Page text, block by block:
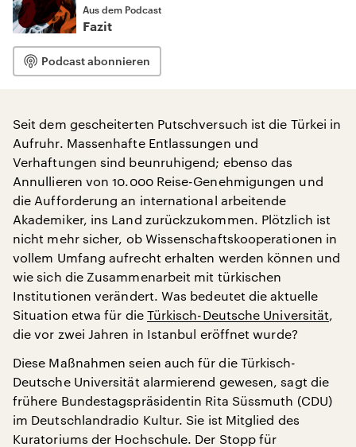
Aus dem Podcast
Fazit
Podcast abonnieren
Seit dem gescheiterten Putschversuch ist die Türkei in
Aufruhr. Massenhafte Entlassungen und
Verhaftungen sind beunruhigend; ebenso das
Annullieren von 10.000 Reise-Genehmigungen und
die Aufforderung an international arbeitende
Akademiker, ins Land zurückzukommen. Plötzlich ist
nicht mehr sicher, ob Wissenschaftskooperationen in
vollem Umfang aufrecht erhalten werden können und
wie sich die Zusammenarbeit mit türkischen
Institutionen verändert. Was bedeutet die aktuelle
Situation etwa für die Türkisch-Deutsche Universität,
die vor zwei Jahren in Istanbul eröffnet wurde?
Diese Maßnahmen seien auch für die Türkisch-
Deutsche Universität alarmierend gewesen, sagt die
frühere Bundestagspräsidentin Rita Süssmuth (CDU)
im Deutschlandradio Kultur. Sie ist Mitglied des
Kuratoriums der Hochschule. Der Stopp für